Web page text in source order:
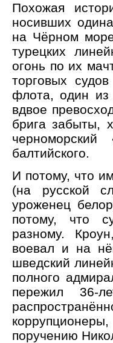
Похожая
носивших
на Чёрном
турецких
огонь по их
торговых
флота, один из
вдвое
брига забыты,
балтийского.
И потому, что
(на русской
уроженец
потому, что
разному.
воевал и на
шведский
полного
пережил 36-
поручению